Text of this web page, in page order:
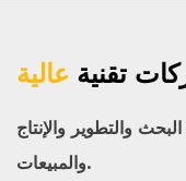
تقنية عالية
والتطوير والإنتاج
والمبيعات.